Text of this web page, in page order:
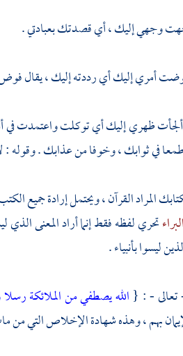
وجهي إليك ، أي قصدتك بعبادتي .
أمري إليك أي رددته إليك ، يقال فوض
ظهري إليك أي توكلت واعتمدت في
في ثوابك ، وخوفا من عذابك . وقوله :
المراد القرآن ، ويحتمل إرادة جميع
البراءتحري لفظه فقط إنما أراد المعنى
ليسوا بأنبياء .
تعالى - : {الله يصطفي من الملائكة
بهم ، وهذه شهادة الإخلاص التي من